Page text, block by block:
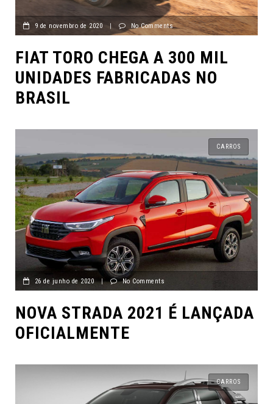
9 de novembro de 2020 | No Comments
FIAT TORO CHEGA A 300 MIL
UNIDADES FABRICADAS NO
BRASIL
CARROS
26 de junho de 2020 | No Comments
NOVA STRADA 2021 É LANÇADA
OFICIALMENTE
CARROS